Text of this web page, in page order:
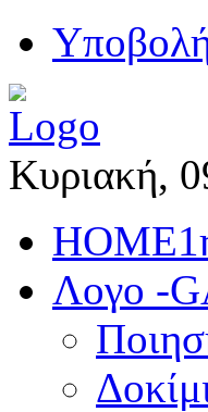
Κυριακή,
HOME
Λογο -